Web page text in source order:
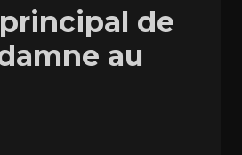
de
au